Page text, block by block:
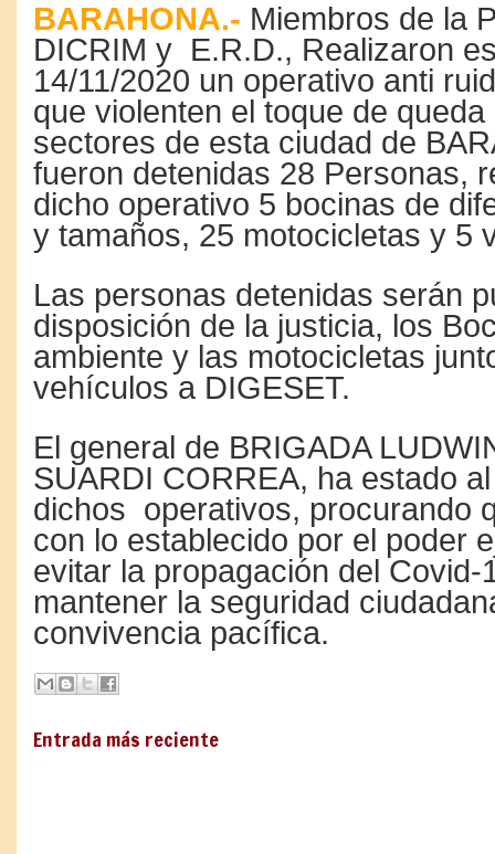
BARAHONA.- Miembros de la
DICRIM y E.R.D., Realizaron
14/11/2020 un operativo anti
que violenten el toque de
sectores de esta ciudad de
fueron detenidas 28 Personas,
dicho operativo 5 bocinas de
y tamaños, 25 motocicletas y 5
Las personas detenidas serán
disposición de la justicia, los
ambiente y las motocicletas
vehículos a DIGESET.
El general de BRIGADA
SUARDI CORREA, ha estado
dichos operativos, procurando
con lo establecido por el poder
evitar la propagación del Covid-
mantener la seguridad
convivencia pacífica.
Entrada más reciente